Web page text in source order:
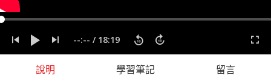
課程內容(73) 學習筆記(43) 會員(166) 課程介紹
--:-- / 18:19
說明 學習筆記 留言